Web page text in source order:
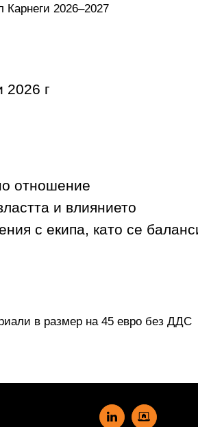
Карнеги 2026–2027
2026 г
отношение
и влиянието
с екипа, като се
в размер на 45 евро без ДДС